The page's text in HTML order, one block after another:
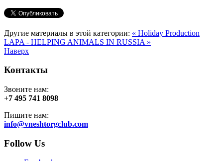
Другие материалы в этой категории: « Holiday Production
LAPA - HELPING ANIMALS IN RUSSIA »
Наверх
Контакты
Звоните нам:
+7 495 741 8098
Пишите нам:
info@vneshtorgclub.com
Follow Us